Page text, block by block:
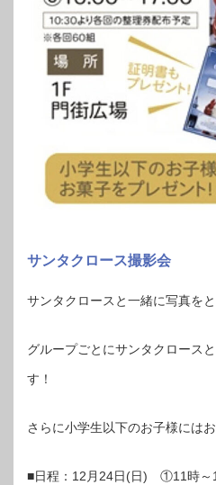
サンタクロース撮影会
サンタクロースと一緒に写真をと
グループごとにサンタクロース
す！
さらに小学生以下のお子様には
■日程：12月24日(日) ①11時